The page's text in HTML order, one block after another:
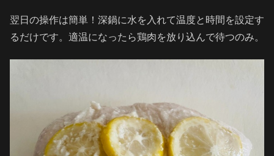
翌日の操作は簡単！深鍋に水を入れて温度と時間を設定す
るだけです。適温になったら鶏肉を放り込んで待つのみ。